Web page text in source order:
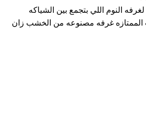
لغرفه النوم اللي بتجمع بين الشياكه
الممتازه غرفه مصنوعه من الخشب زان